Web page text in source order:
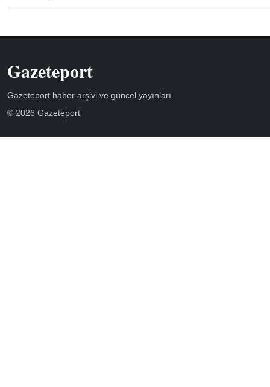
Gazeteport
Gazeteport haber arşivi ve güncel yayınları.
© 2026 Gazeteport